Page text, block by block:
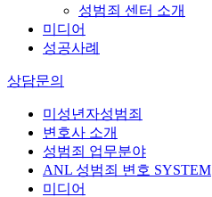
성범죄 센터 소개
미디어
성공사례
상담문의
미성년자성범죄
변호사 소개
성범죄 업무분야
ANL 성범죄 변호 SYSTEM
미디어